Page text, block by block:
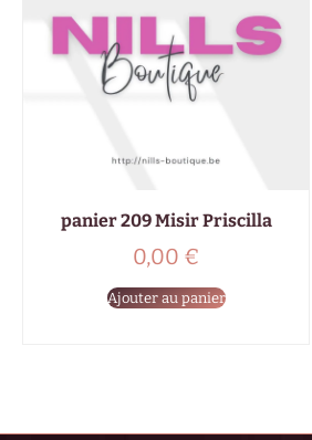
panier 209 Misir Priscilla
0,00 €
Ajouter au panier